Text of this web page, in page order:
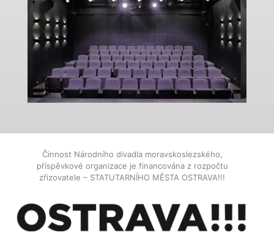
Činnost Národního divadla moravskoslezského,
příspěvkové organizace je financována z rozpočtu
zřizovatele – STATUTARNÍHO MĚSTA OSTRAVA!!!